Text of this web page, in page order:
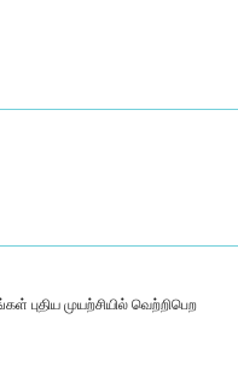
புதிய முயற்சியில் வெற்றிபெற